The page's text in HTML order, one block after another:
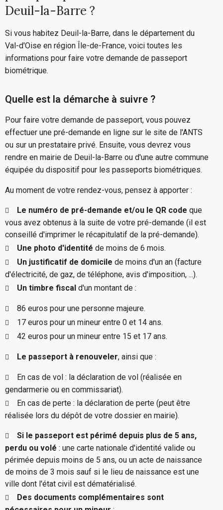
Deuil-la-Barre ?
Si vous habitez Deuil-la-Barre, dans le département du
Val-d'Oise en région Île-de-France, voici toutes les
informations pour faire votre demande de passeport
biométrique.
Quelle est la démarche à suivre ?
Pour faire votre demande de passeport, vous pouvez
effectuer une pré-demande en ligne sur le site de l'ANTS
ou sur un prestataire privé. Ensuite, vous devrez vous
rendre en mairie de Deuil-la-Barre ou d'une autre commune
équipée du dispositif pour les passeports biométriques.
Au moment de votre rendez-vous, pensez à apporter :
Le numéro de pré-demande et/ou le QR code que
vous avez obtenus à la suite de votre pré-demande (il est
conseillé d'imprimer le récapitulatif de la pré-demande).
Une photo d'identité de moins de 6 mois.
Un justificatif de domicile de moins d'un an (facture
d'électricité, de gaz, de téléphone, avis d'imposition, ...).
Un timbre fiscal d'un montant de :
86 euros pour une personne majeure.
17 euros pour un mineur entre 0 et 14 ans.
42 euros pour un mineur entre 15 et 17 ans.
Le passeport à renouveler, ainsi que :
En cas de vol : la déclaration de vol (réalisée en
gendarmerie ou en commissariat).
En cas de perte : la déclaration de perte (peut être
réalisée lors du dépôt de votre dossier en mairie).
Si le passeport est périmé depuis plus de 5 ans,
perdu ou volé : une carte nationale d'identité valide ou
périmée depuis moins de 5 ans, ou un acte de naissance
de moins de 3 mois sauf si le lieu de naissance est une
ville dont l'état civil est dématérialisé.
Des documents complémentaires sont